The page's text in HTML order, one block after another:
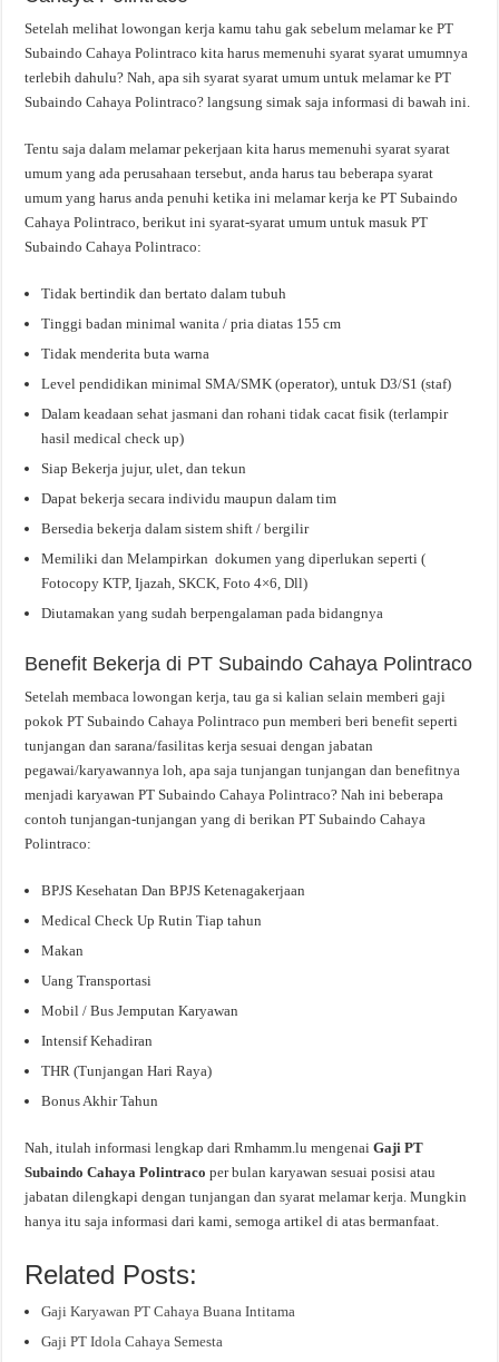
Setelah melihat lowongan kerja kamu tahu gak sebelum melamar ke PT
Subaindo Cahaya Polintraco kita harus memenuhi syarat syarat umumnya
terlebih dahulu? Nah, apa sih syarat syarat umum untuk melamar ke PT
Subaindo Cahaya Polintraco? langsung simak saja informasi di bawah ini.
Tentu saja dalam melamar pekerjaan kita harus memenuhi syarat syarat
umum yang ada perusahaan tersebut, anda harus tau beberapa syarat
umum yang harus anda penuhi ketika ini melamar kerja ke PT Subaindo
Cahaya Polintraco, berikut ini syarat-syarat umum untuk masuk PT
Subaindo Cahaya Polintraco:
Tidak bertindik dan bertato dalam tubuh
Tinggi badan minimal wanita / pria diatas 155 cm
Tidak menderita buta warna
Level pendidikan minimal SMA/SMK (operator), untuk D3/S1 (staf)
Dalam keadaan sehat jasmani dan rohani tidak cacat fisik (terlampir
hasil medical check up)
Siap Bekerja jujur, ulet, dan tekun
Dapat bekerja secara individu maupun dalam tim
Bersedia bekerja dalam sistem shift / bergilir
Memiliki dan Melampirkan dokumen yang diperlukan seperti (
Fotocopy KTP, Ijazah, SKCK, Foto 4×6, Dll)
Diutamakan yang sudah berpengalaman pada bidangnya
Benefit Bekerja di PT Subaindo Cahaya Polintraco
Setelah membaca lowongan kerja, tau ga si kalian selain memberi gaji
pokok PT Subaindo Cahaya Polintraco pun memberi beri benefit seperti
tunjangan dan sarana/fasilitas kerja sesuai dengan jabatan
pegawai/karyawannya loh, apa saja tunjangan tunjangan dan benefitnya
menjadi karyawan PT Subaindo Cahaya Polintraco? Nah ini beberapa
contoh tunjangan-tunjangan yang di berikan PT Subaindo Cahaya
Polintraco:
BPJS Kesehatan Dan BPJS Ketenagakerjaan
Medical Check Up Rutin Tiap tahun
Makan
Uang Transportasi
Mobil / Bus Jemputan Karyawan
Intensif Kehadiran
THR (Tunjangan Hari Raya)
Bonus Akhir Tahun
Nah, itulah informasi lengkap dari Rmhamm.lu mengenaiGaji PT
Subaindo Cahaya Polintracoper bulan karyawan sesuai posisi atau
jabatan dilengkapi dengan tunjangan dan syarat melamar kerja. Mungkin
hanya itu saja informasi dari kami, semoga artikel di atas bermanfaat.
Related Posts:
Gaji Karyawan PT Cahaya Buana Intitama
Gaji PT Idola Cahaya Semesta